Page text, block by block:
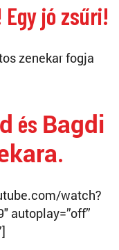
jó zsűri!
zenekar fogja
és Bagdi
.
watch?
autoplay=”off”